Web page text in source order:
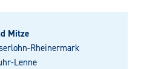
Mitze
Rheinermark
Lenne